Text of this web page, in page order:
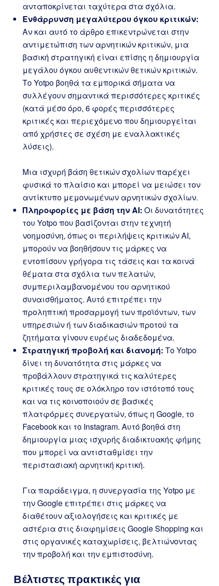
ανταποκρίνεται ταχύτερα στα σχόλια.
Ενθάρρυνση μεγαλύτερου όγκου κριτικών:
Αν και αυτό το άρθρο επικεντρώνεται στην
αντιμετώπιση των αρνητικών κριτικών, μια
βασική στρατηγική είναι επίσης η δημιουργία
μεγάλου όγκου αυθεντικών θετικών κριτικών.
Το Yotpo βοηθά τα εμπορικά σήματα να
συλλέγουν σημαντικά περισσότερες κριτικές
(κατά μέσο όρο, 6 φορές περισσότερες
κριτικές και περιεχόμενο που δημιουργείται
από χρήστες σε σχέση με εναλλακτικές
λύσεις).
Μια ισχυρή βάση θετικών σχολίων παρέχει
φυσικά το πλαίσιο και μπορεί να μειώσει τον
αντίκτυπο μεμονωμένων αρνητικών σχολίων.
Πληροφορίες με βάση την AI: Οι δυνατότητες
του Yotpo που βασίζονται στην τεχνητή
νοημοσύνη, όπως οι περιλήψεις κριτικών AI,
μπορούν να βοηθήσουν τις μάρκες να
εντοπίσουν γρήγορα τις τάσεις και τα κοινά
θέματα στα σχόλια των πελατών,
συμπεριλαμβανομένου του αρνητικού
συναισθήματος. Αυτό επιτρέπει την
προληπτική προσαρμογή των προϊόντων, των
υπηρεσιών ή των διαδικασιών προτού τα
ζητήματα γίνουν ευρέως διαδεδομένα.
Στρατηγική προβολή και διανομή: Το Yotpo
δίνει τη δυνατότητα στις μάρκες να
προβάλλουν στρατηγικά τις καλύτερες
κριτικές τους σε ολόκληρο τον ιστότοπό τους
και να τις κοινοποιούν σε βασικές
πλατφόρμες συνεργατών, όπως η Google, το
Facebook και το Instagram. Αυτό βοηθά στη
δημιουργία μιας ισχυρής διαδικτυακής φήμης
που μπορεί να αντισταθμίσει την
περιστασιακή αρνητική κριτική.
Για παράδειγμα, η συνεργασία της Yotpo με
την Google επιτρέπει στις μάρκες να
διαθέτουν αξιολογήσεις και κριτικές με
αστέρια στις διαφημίσεις Google Shopping και
στις οργανικές καταχωρίσεις, βελτιώνοντας
την προβολή και την εμπιστοσύνη.
Βέλτιστες πρακτικές για